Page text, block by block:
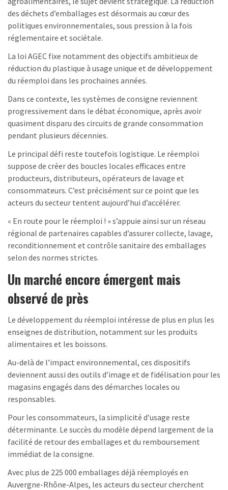
des déchets d’emballages est désormais au cœur des
politiques environnementales, sous pression à la fois
réglementaire et sociétale.
La loi AGEC fixe notamment des objectifs ambitieux de
réduction du plastique à usage unique et de développement
du réemploi dans les prochaines années.
Dans ce contexte, les systèmes de consigne reviennent
progressivement dans le débat économique, après avoir
quasiment disparu des circuits de grande consommation
pendant plusieurs décennies.
Le principal défi reste toutefois logistique. Le réemploi
suppose de créer des boucles locales efficaces entre
producteurs, distributeurs, opérateurs de lavage et
consommateurs. C’est précisément sur ce point que les
acteurs du secteur tentent aujourd’hui d’accélérer.
« En route pour le réemploi ! » s’appuie ainsi sur un réseau
régional de partenaires capables d’assurer collecte, lavage,
reconditionnement et contrôle sanitaire des emballages
selon des normes strictes.
Un marché encore émergent mais
observé de près
Le développement du réemploi intéresse de plus en plus les
enseignes de distribution, notamment sur les produits
alimentaires et les boissons.
Au-delà de l’impact environnemental, ces dispositifs
deviennent aussi des outils d’image et de fidélisation pour les
magasins engagés dans des démarches locales ou
responsables.
Pour les consommateurs, la simplicité d’usage reste
déterminante. Le succès du modèle dépend largement de la
facilité de retour des emballages et du remboursement
immédiat de la consigne.
Avec plus de 225 000 emballages déjà réemployés en
Auvergne-Rhône-Alpes, les acteurs du secteur cherchent